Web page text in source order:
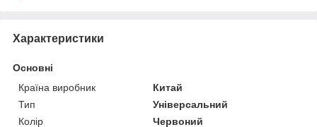
Характеристики
Основні
Країна виробник
Китай
Тип
Універсальний
Колір
Червоний